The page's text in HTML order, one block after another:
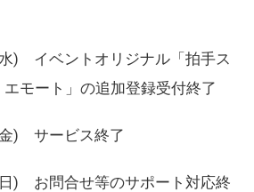
水) イベントオリジナル「拍手ス
モート」の追加登録受付終了
金) サービス終了
日) お問合せ等のサポート対応終